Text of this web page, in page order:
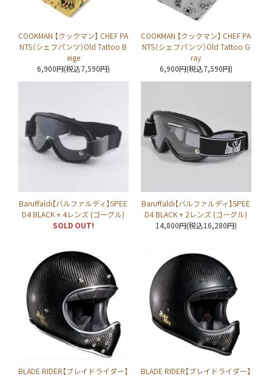
COOKMAN 【クックマン】 CHEF PA
NTS（シェフパンツ）Old Tattoo B
eige
6,900円(税込7,590円)
COOKMAN 【クックマン】 CHEF PA
NTS（シェフパンツ）Old Tattoo G
ray
6,900円(税込7,590円)
Baruffaldi【バルファルディ】SPEE
D4 BLACK + 4レンズ (ゴーグル)
SOLD OUT!
Baruffaldi【バルファルディ】SPEE
D4 BLACK + 2レンズ (ゴーグル)
14,800円(税込16,280円)
BLADE RIDER【ブレイドライダー】
BLADE RIDER【ブレイドライダー】